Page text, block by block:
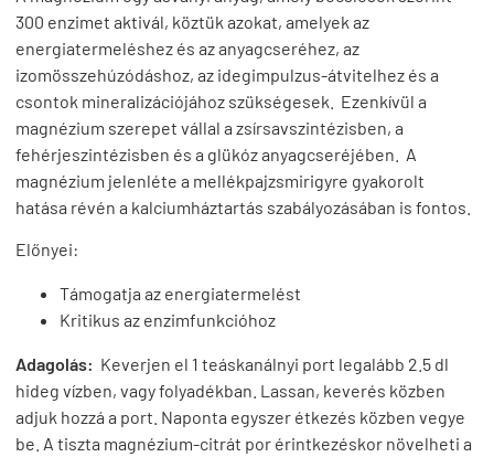
300 enzimet aktivál, köztük azokat, amelyek az
energiatermeléshez és az anyagcseréhez, az
izomösszehúzódáshoz, az idegimpulzus-átvitelhez és a
csontok mineralizációjához szükségesek. Ezenkívül a
magnézium szerepet vállal a zsírsavszintézisben, a
fehérjeszintézisben és a glükóz anyagcseréjében. A
magnézium jelenléte a mellékpajzsmirigyre gyakorolt ​​
hatása révén a kalciumháztartás szabályozásában is fontos.
Előnyei:
Támogatja az energiatermelést
Kritikus az enzimfunkcióhoz
Adagolás: Keverjen el 1 teáskanálnyi port legalább 2.5 dl
hideg vízben, vagy folyadékban. Lassan, keverés közben
adjuk hozzá a port. Naponta egyszer étkezés közben vegye
be. A tiszta magnézium-citrát por érintkezéskor növelheti a